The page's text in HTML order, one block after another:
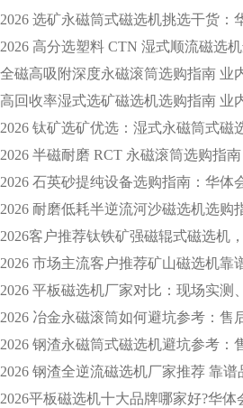
2026 平板磁选机厂家对比：现场实测
2026 钢渣全逆流磁选机厂家推荐 靠